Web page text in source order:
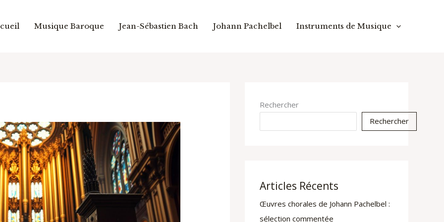
Musique Baroque Jean-Sébastien Bach Johann Pachelbel Instruments de Musique
Rechercher
Rechercher
Articles Récents
Œuvres chorales de Johann Pachelbel :
sélection commentée